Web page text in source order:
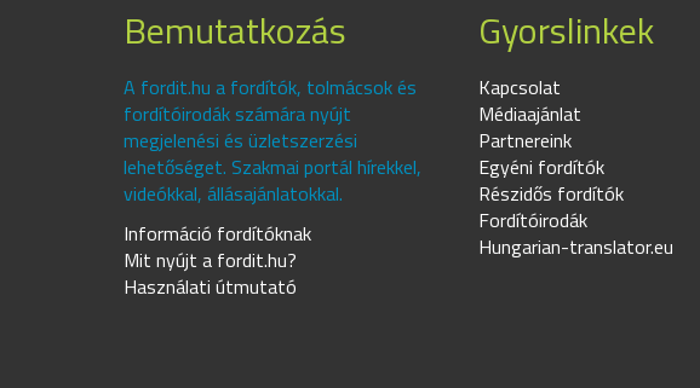
Bemutatkozás
A fordit.hu a fordítók, tolmácsok és
fordítóirodák számára nyújt
megjelenési és üzletszerzési
lehetőséget. Szakmai portál hírekkel,
videókkal, állásajánlatokkal.
Információ fordítóknak
Mit nyújt a fordit.hu?
Használati útmutató
Gyorslinkek
Kapcsolat
Médiaajánlat
Partnereink
Egyéni fordítók
Részidős fordítók
Fordítóirodák
Hungarian-translator.eu